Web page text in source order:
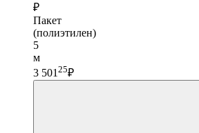
₽
Пакет
(полиэтилен)
5
м
3 501 25₽